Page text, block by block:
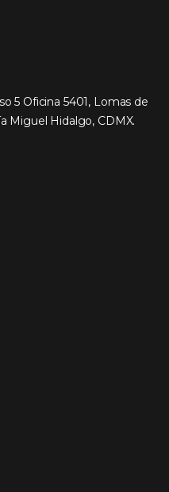
5 Oficina 5401, Lomas de
Miguel Hidalgo, CDMX.